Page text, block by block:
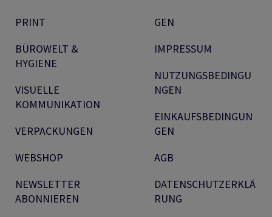
PRINT
BÜROWELT &
HYGIENE
VISUELLE
KOMMUNIKATION
VERPACKUNGEN
WEBSHOP
NEWSLETTER
ABONNIEREN
GEN
IMPRESSUM
NUTZUNGSBEDINGU
NGEN
EINKAUFSBEDINGUN
GEN
AGB
DATENSCHUTZERKLÄ
RUNG